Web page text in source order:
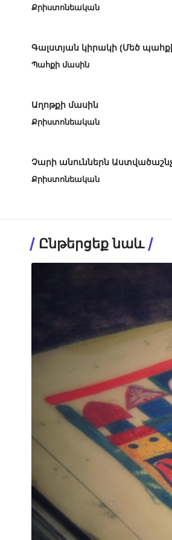
Քրիստոնեական
Գալստյան կիրակի (Մեծ
Պահքի մասին
Աղոթքի մասին
Քրիստոնեական
Չարի անուններն
Քրիստոնեական
Ընթերցեք նաև